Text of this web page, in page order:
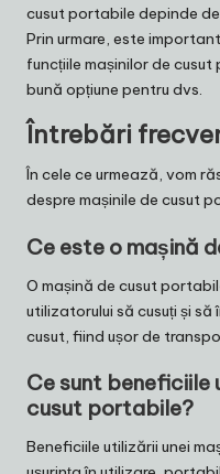
cusut portabile depinde
Prin urmare, este
funcțiile mașinilor de
bună opțiune pentru dvs.
Întrebări
În cele ce urmează, vom
despre mașinile de cusut
Ce este o mașină
O mașină de cusut
utilizatorului să cusuți și
cusut, fiind ușor de
Ce sunt beneficiile
cusut portabile?
Beneficiile utilizării unei